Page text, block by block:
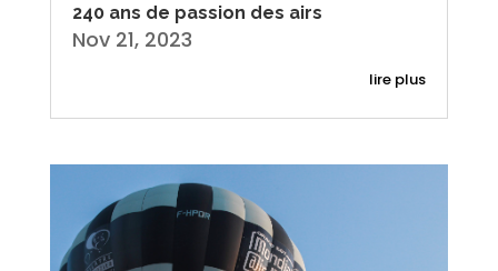
240 ans de passion des airs
Nov 21, 2023
lire plus